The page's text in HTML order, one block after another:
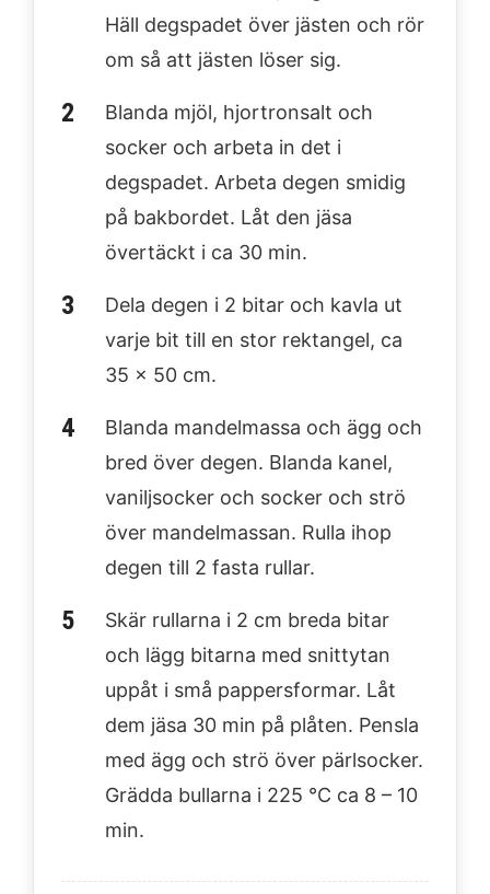
Häll degspadet över jästen och rör
om så att jästen löser sig.
Blanda mjöl, hjortronsalt och
socker och arbeta in det i
degspadet. Arbeta degen smidig
på bakbordet. Låt den jäsa
övertäckt i ca 30 min.
Dela degen i 2 bitar och kavla ut
varje bit till en stor rektangel, ca
35 x 50 cm.
Blanda mandelmassa och ägg och
bred över degen. Blanda kanel,
vaniljsocker och socker och strö
över mandelmassan. Rulla ihop
degen till 2 fasta rullar.
Skär rullarna i 2 cm breda bitar
och lägg bitarna med snittytan
uppåt i små pappersformar. Låt
dem jäsa 30 min på plåten. Pensla
med ägg och strö över pärlsocker.
Grädda bullarna i 225 °C ca 8 – 10
min.